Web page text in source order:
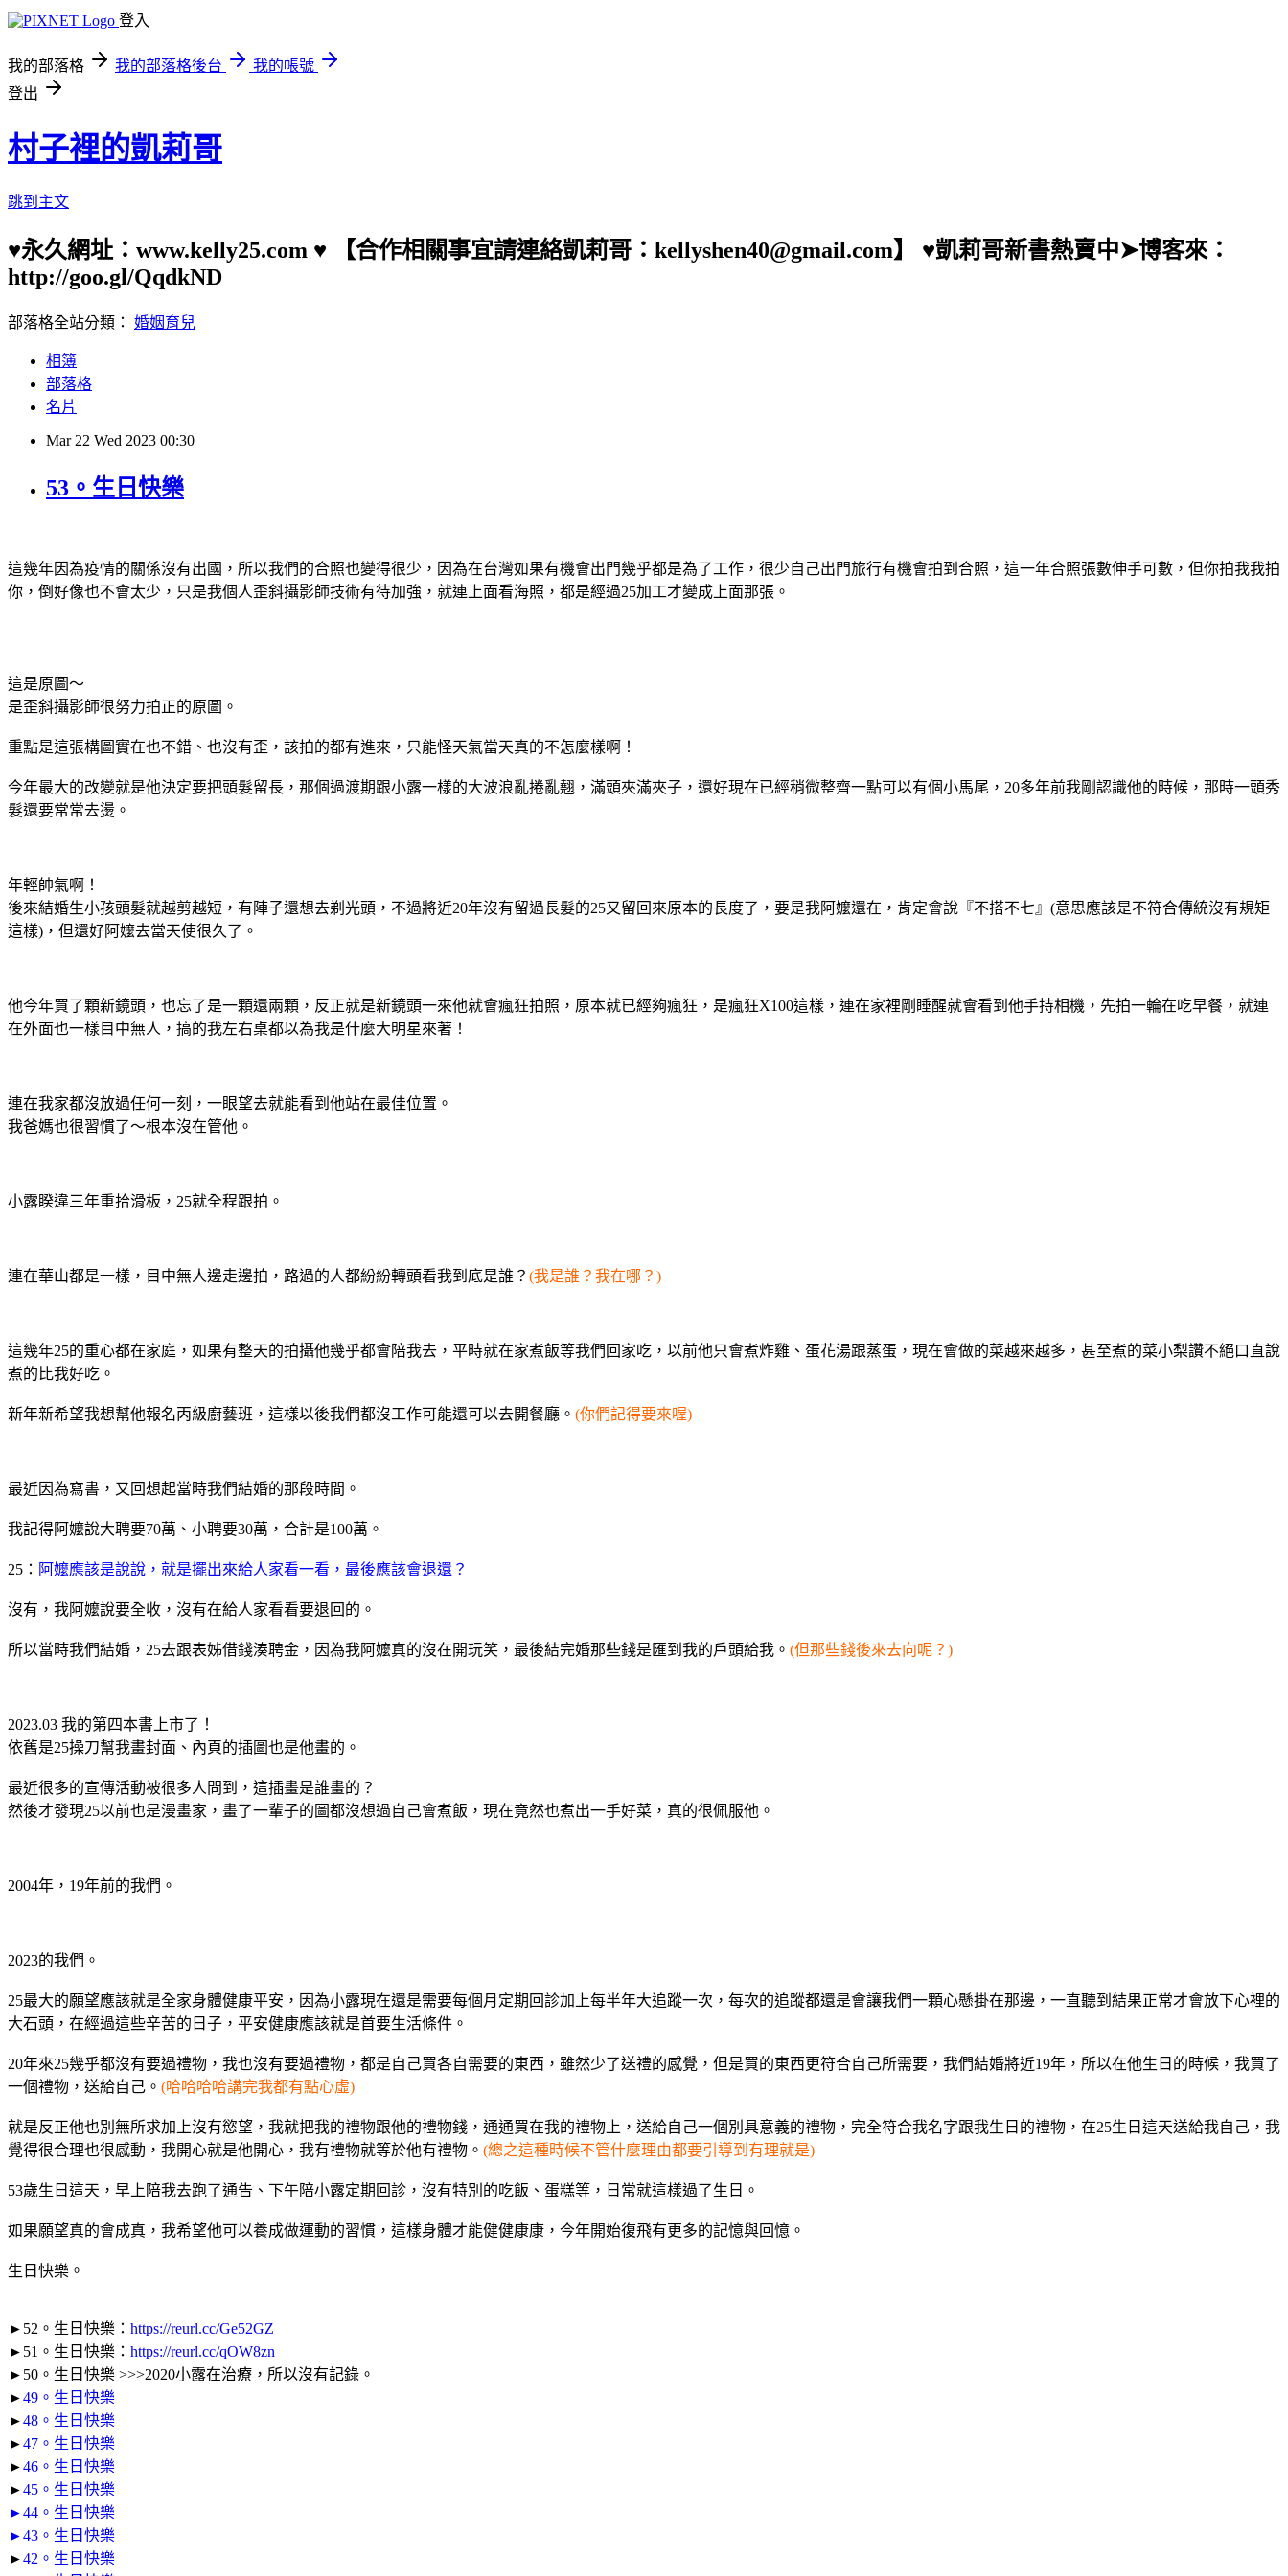
登入
我的部落格 我的部落格後台
我的帳號
登出
村子裡的凱莉哥
跳到主文
♥永久網址：www.kelly25.com ♥ 【合作相關事宜請連絡凱莉哥：kellyshen40@gmail.com】 ♥凱莉哥新書熱賣中➤博客來：
http://goo.gl/QqdkND
部落格全站分類： 婚姻育兒
相簿
部落格
名片
Mar 22 Wed 2023 00:30
53。生日快樂
這幾年因為疫情的關係沒有出國，所以我們的合照也變得很少，因為在台灣如果有機會出門幾乎都是為了工作，很少自己出門旅行有機會拍到合照，這一年合照張數伸手可數，但你拍我我拍
你，倒好像也不會太少，只是我個人歪斜攝影師技術有待加強，就連上面看海照，都是經過25加工才變成上面那張。
這是原圖～
是歪斜攝影師很努力拍正的原圖。
重點是這張構圖實在也不錯、也沒有歪，該拍的都有進來，只能怪天氣當天真的不怎麼樣啊！
今年最大的改變就是他決定要把頭髮留長，那個過渡期跟小露一樣的大波浪亂捲亂翹，滿頭夾滿夾子，還好現在已經稍微整齊一點可以有個小馬尾，20多年前我剛認識他的時候，那時一頭秀
髮還要常常去燙。
年輕帥氣啊！
後來結婚生小孩頭髮就越剪越短，有陣子還想去剃光頭，不過將近20年沒有留過長髮的25又留回來原本的長度了，要是我阿嬤還在，肯定會說『不搭不七』(意思應該是不符合傳統沒有規矩
這樣)，但還好阿嬤去當天使很久了。
他今年買了顆新鏡頭，也忘了是一顆還兩顆，反正就是新鏡頭一來他就會瘋狂拍照，原本就已經夠瘋狂，是瘋狂X100這樣，連在家裡剛睡醒就會看到他手持相機，先拍一輪在吃早餐，就連
在外面也一樣目中無人，搞的我左右桌都以為我是什麼大明星來著！
連在我家都沒放過任何一刻，一眼望去就能看到他站在最佳位置。
我爸媽也很習慣了～根本沒在管他。
小露睽違三年重拾滑板，25就全程跟拍。
連在華山都是一樣，目中無人邊走邊拍，路過的人都紛紛轉頭看我到底是誰？ (我是誰？我在哪？)
這幾年25的重心都在家庭，如果有整天的拍攝他幾乎都會陪我去，平時就在家煮飯等我們回家吃，以前他只會煮炸雞、蛋花湯跟蒸蛋，現在會做的菜越來越多，甚至煮的菜小梨讚不絕口直說
煮的比我好吃。
新年新希望我想幫他報名丙級廚藝班，這樣以後我們都沒工作可能還可以去開餐廳。 (你們記得要來喔)
最近因為寫書，又回想起當時我們結婚的那段時間。
我記得阿嬤說大聘要70萬、小聘要30萬，合計是100萬。
25： 阿嬤應該是說說，就是擺出來給人家看一看，最後應該會退還？
沒有，我阿嬤說要全收，沒有在給人家看看要退回的。
所以當時我們結婚，25去跟表姊借錢湊聘金，因為我阿嬤真的沒在開玩笑，最後結完婚那些錢是匯到我的戶頭給我。 (但那些錢後來去向呢？)
2023.03 我的第四本書上市了！
依舊是25操刀幫我畫封面、內頁的插圖也是他畫的。
最近很多的宣傳活動被很多人問到，這插畫是誰畫的？
然後才發現25以前也是漫畫家，畫了一輩子的圖都沒想過自己會煮飯，現在竟然也煮出一手好菜，真的很佩服他。
2004年，19年前的我們。
2023的我們。
25最大的願望應該就是全家身體健康平安，因為小露現在還是需要每個月定期回診加上每半年大追蹤一次，每次的追蹤都還是會讓我們一顆心懸掛在那邊，一直聽到結果正常才會放下心裡的
大石頭，在經過這些辛苦的日子，平安健康應該就是首要生活條件。
20年來25幾乎都沒有要過禮物，我也沒有要過禮物，都是自己買各自需要的東西，雖然少了送禮的感覺，但是買的東西更符合自己所需要，我們結婚將近19年，所以在他生日的時候，我買了
一個禮物，送給自己。 (哈哈哈哈講完我都有點心虛)
就是反正他也別無所求加上沒有慾望，我就把我的禮物跟他的禮物錢，通通買在我的禮物上，送給自己一個別具意義的禮物，完全符合我名字跟我生日的禮物，在25生日這天送給我自己，我
覺得很合理也很感動， 我開心就是他開心，我有禮物就等於他有禮物 。 (總之這種時候不管什麼理由都要引導到有理就是)
53歲生日這天，早上陪我去跑了通告、下午陪小露定期回診，沒有特別的吃飯、蛋糕等，日常就這樣過了生日。
如果願望真的會成真，我希望他可以養成做運動的習慣，這樣身體才能健健康康，今年開始復飛有更多的記憶與回憶。
生日快樂。
► 52。生日快樂： https://reurl.cc/Ge52GZ
►51。生日快樂 ： https://reurl.cc/qOW8zn
►50。生日快樂 >>>2020小露在治療，所以沒有記錄。
►49。生日快樂
►48。生日快樂
►47。生日快樂
►46。生日快樂
►45。生日快樂
►44。生日快樂
►43。生日快樂
►42。生日快樂